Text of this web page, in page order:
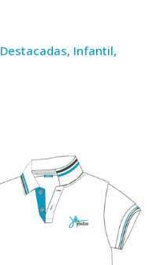
Destacadas, Infantil,